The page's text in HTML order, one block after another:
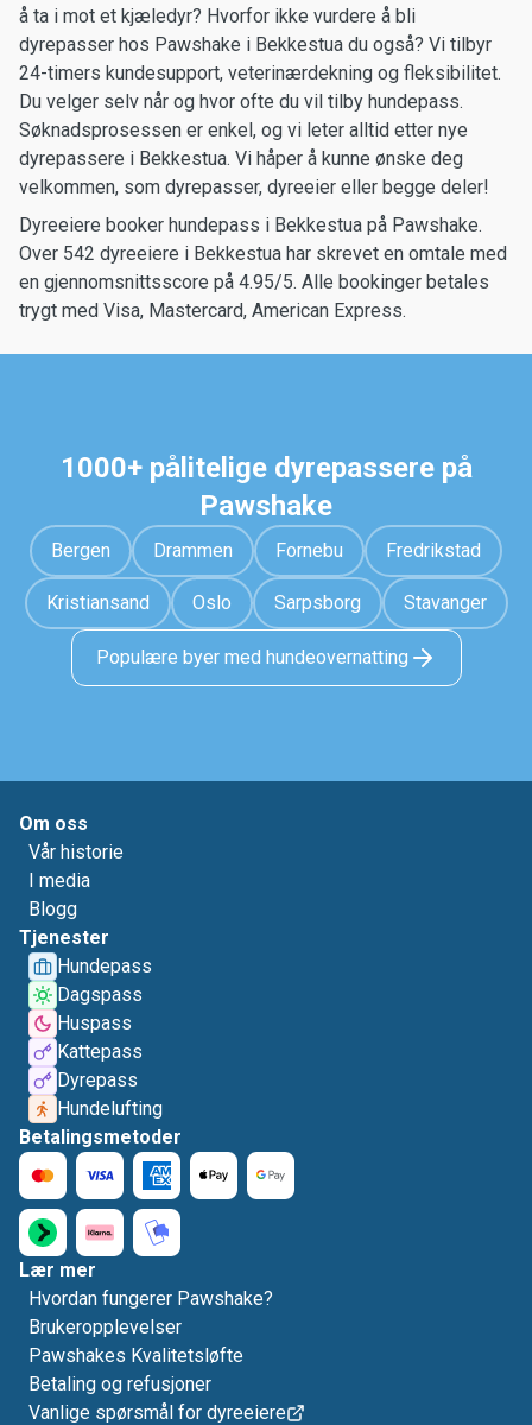
å ta i mot et kjæledyr? Hvorfor ikke vurdere å bli
dyrepasser hos Pawshake i Bekkestua du også? Vi tilbyr
24-timers kundesupport, veterinærdekning og fleksibilitet.
Du velger selv når og hvor ofte du vil tilby hundepass.
Søknadsprosessen er enkel, og vi leter alltid etter nye
dyrepassere i Bekkestua. Vi håper å kunne ønske deg
velkommen, som dyrepasser, dyreeier eller begge deler!
Dyreeiere booker hundepass i Bekkestua på Pawshake.
Over 542 dyreeiere i Bekkestua har skrevet en omtale med
en gjennomsnittsscore på 4.95/5. Alle bookinger betales
trygt med Visa, Mastercard, American Express.
1000+ pålitelige dyrepassere på
Pawshake
Bergen Drammen Fornebu Fredrikstad
Kristiansand Oslo Sarpsborg Stavanger
Populære byer med hundeovernatting
Om oss
Vår historie
I media
Blogg
Tjenester
Hundepass
Dagspass
Huspass
Kattepass
Dyrepass
Hundelufting
Betalingsmetoder
Lær mer
Hvordan fungerer Pawshake?
Brukeropplevelser
Pawshakes Kvalitetsløfte
Betaling og refusjoner
Vanlige spørsmål for dyreeiere